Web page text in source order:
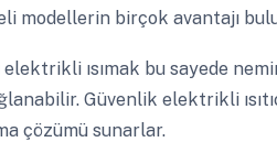
modellerin birçok avantajı
ısımak bu sayede
Güvenlik elektrikli
çözümü sunarlar.